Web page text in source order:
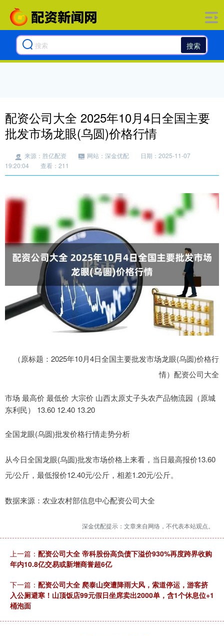
搜索
配资公司大全 2025年10月4日全国主要
批发市场龙眼(乌圆)价格行情
来源：胜亿配资 网站：深金优配
日期：2025-11-07
19:20:04
查看：211
（原标题：2025年10月4日全国主要批发市场龙眼(乌圆)价格行
情）配资公司大全
市场 最高价 最低价 大宗价 山西太原丈子头农产品物流园（原城
东利民） 13.60 12.40 13.20
全国龙眼(乌圆)批发价格行情走势分析
从今日全国龙眼(乌圆)批发市场价格上来看，当日最高报价13.60
元/公斤，最低报价12.40元/公斤，相差1.20元/公斤。
数据来源：农业农村部信息中心配资公司大全
深金优配提示：文章来自网络，不代表本站观点。
上一篇： 配资公司大全 帝科股份高负债下溢价930%再度跨界收购
年内10.8亿交易或新增商誉超6亿
下一篇： 配资公司大全 爬泰山突遭降雨大风，索道停运，游客挤
入公厕避寒！山顶饭店99元假日坐席卖出2000单，含1个休息位+1
桶泡面